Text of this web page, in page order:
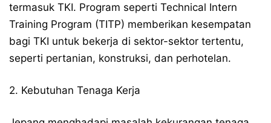
termasuk TKI. Program seperti Technical Intern
Training Program (TITP) memberikan kesempatan
bagi TKI untuk bekerja di sektor-sektor tertentu,
seperti pertanian, konstruksi, dan perhotelan.
2. Kebutuhan Tenaga Kerja